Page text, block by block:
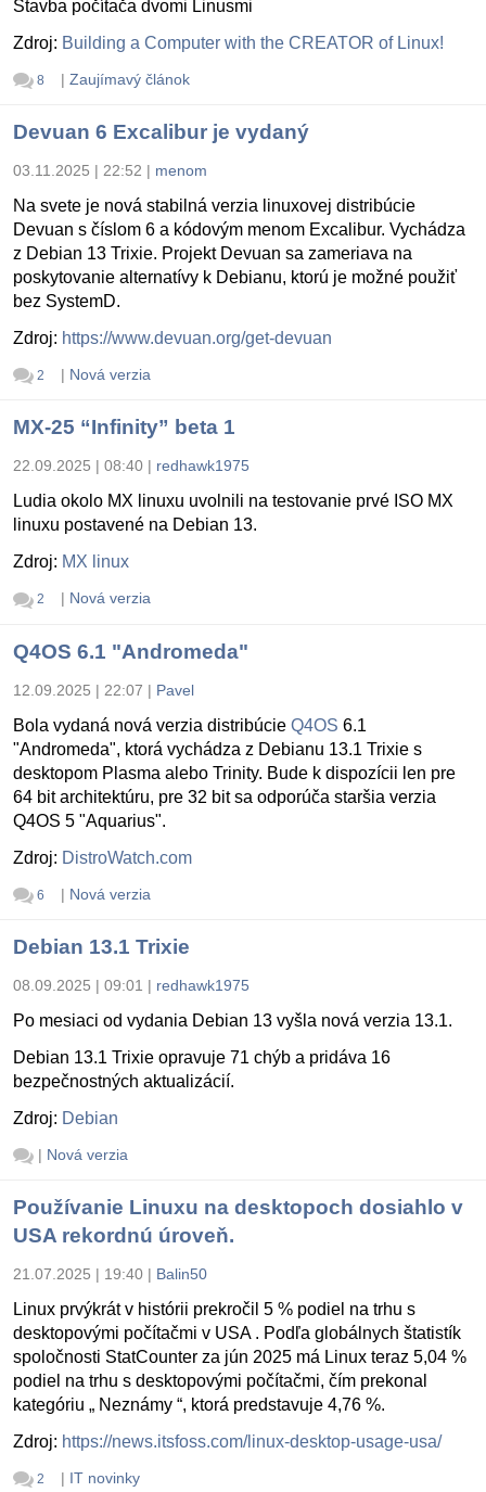
Stavba počítača dvomi Linusmi
Zdroj: Building a Computer with the CREATOR of Linux!
8 | Zaujímavý článok
Devuan 6 Excalibur je vydaný
03.11.2025 | 22:52 | menom
Na svete je nová stabilná verzia linuxovej distribúcie
Devuan s číslom 6 a kódovým menom Excalibur. Vychádza
z Debian 13 Trixie. Projekt Devuan sa zameriava na
poskytovanie alternatívy k Debianu, ktorú je možné použiť
bez SystemD.
Zdroj: https://www.devuan.org/get-devuan
2 | Nová verzia
MX-25 “Infinity” beta 1
22.09.2025 | 08:40 | redhawk1975
Ludia okolo MX linuxu uvolnili na testovanie prvé ISO MX
linuxu postavené na Debian 13.
Zdroj: MX linux
2 | Nová verzia
Q4OS 6.1 "Andromeda"
12.09.2025 | 22:07 | Pavel
Bola vydaná nová verzia distribúcie Q4OS 6.1
"Andromeda", ktorá vychádza z Debianu 13.1 Trixie s
desktopom Plasma alebo Trinity. Bude k dispozícii len pre
64 bit architektúru, pre 32 bit sa odporúča staršia verzia
Q4OS 5 "Aquarius".
Zdroj: DistroWatch.com
6 | Nová verzia
Debian 13.1 Trixie
08.09.2025 | 09:01 | redhawk1975
Po mesiaci od vydania Debian 13 vyšla nová verzia 13.1.
Debian 13.1 Trixie opravuje 71 chýb a pridáva 16
bezpečnostných aktualizácií.
Zdroj: Debian
| Nová verzia
Používanie Linuxu na desktopoch dosiahlo v
USA rekordnú úroveň.
21.07.2025 | 19:40 | Balin50
Linux prvýkrát v histórii prekročil 5 % podiel na trhu s
desktopovými počítačmi v USA . Podľa globálnych štatistík
spoločnosti StatCounter za jún 2025 má Linux teraz 5,04 %
podiel na trhu s desktopovými počítačmi, čím prekonal
kategóriu „ Neznámy “, ktorá predstavuje 4,76 %.
Zdroj: https://news.itsfoss.com/linux-desktop-usage-usa/
2 | IT novinky